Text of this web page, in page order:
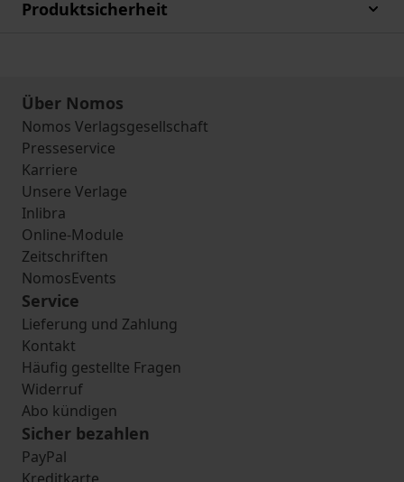
Produktsicherheit
Über Nomos
Nomos Verlagsgesellschaft
Presseservice
Karriere
Unsere Verlage
Inlibra
Online-Module
Zeitschriften
NomosEvents
Service
Lieferung und Zahlung
Kontakt
Häufig gestellte Fragen
Widerruf
Abo kündigen
Sicher bezahlen
PayPal